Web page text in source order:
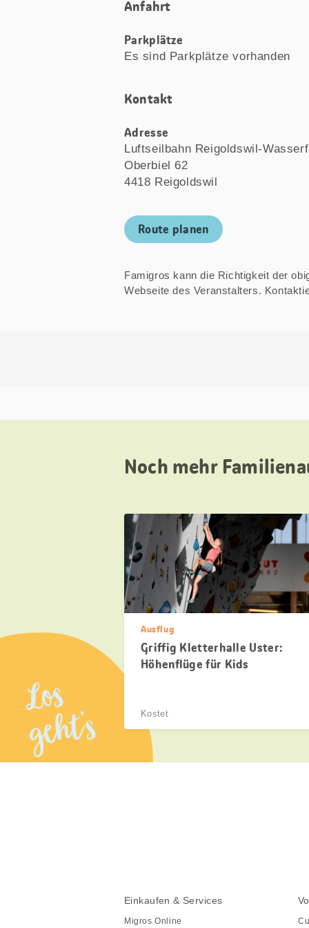
Anfahrt
Parkplätze
Es sind Parkplätze vorhanden
Kontakt
Adresse
Luftseilbahn Reigoldswil-
Oberbiel 62
4418 Reigoldswil
Route planen
Famigros kann die Richtigkeit der
Webseite des Veranstalters.
Noch mehr
Ausflug
Griffig Kletterhalle Uster:
Höhenflüge für Kids
Kostet
Los
geht’s
Einkaufen & Services
Migros Online